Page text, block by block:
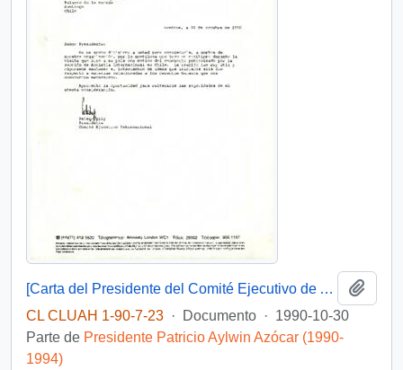
[Carta del Presidente del Comité Ejecutivo de Amnistía Internacional dirigida al Presidente Patricio Aylwin]
CL CLUAH 1-90-7-23 · Documento · 1990-10-30
Parte de Presidente Patricio Aylwin Azócar (1990-
1994)